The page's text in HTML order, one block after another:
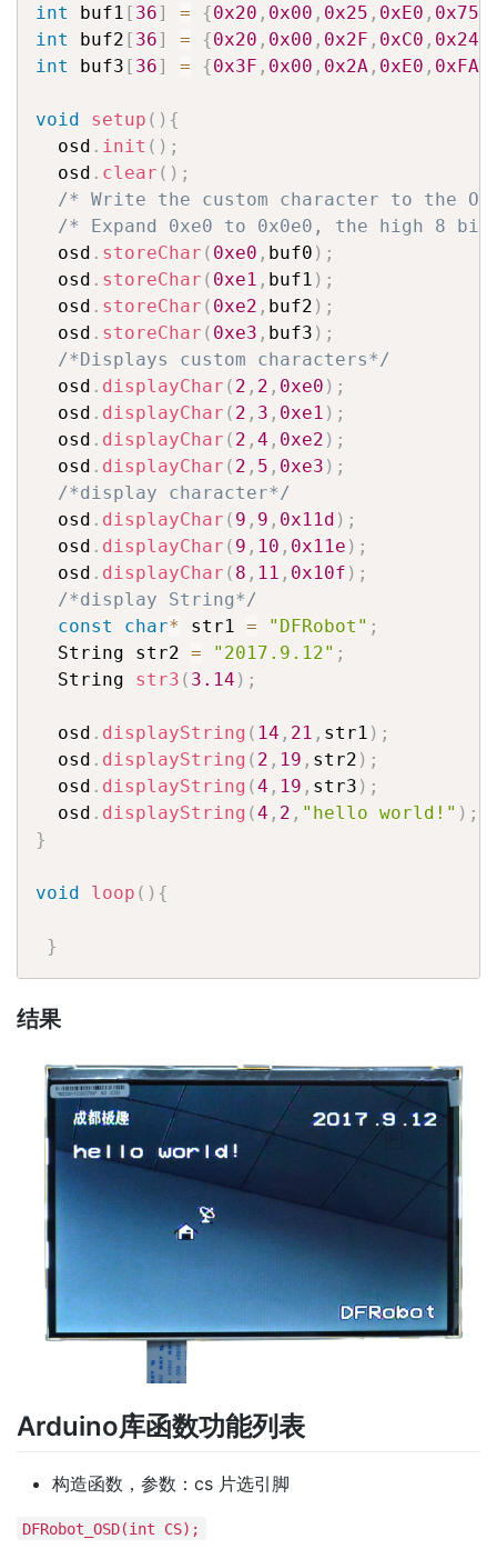
int buf1 [ 36] = {0x20 , 0x00 , 0x25 , 0xE0 , 0x75
int
buf2 [ 36] = {0x20 , 0x00 , 0x2F , 0xC0 , 0x24
int
buf3 [ 36] = {0x3F , 0x00 , 0x2A , 0xE0 , 0xFA
void setup ( ) {
  osd
. init ( ) ;
  osd
. clear ( ) ;
/* Write the custom character to the
/* Expand 0xe0 to 0x0e0, the high 8
  osd
. storeChar ( 0xe0 , buf0 ) ;
  osd
. storeChar ( 0xe1 , buf1 ) ;
  osd
. storeChar ( 0xe2 , buf2 ) ;
  osd
. storeChar ( 0xe3 , buf3 ) ;
/*Displays custom characters*/
  osd
. displayChar ( 2 , 2 , 0xe0 ) ;
  osd
. displayChar ( 2 , 3 , 0xe1 ) ;
  osd
. displayChar ( 2 , 4 , 0xe2 ) ;
  osd
. displayChar ( 2 , 5 , 0xe3 ) ;
/*display character*/
  osd
. displayChar ( 9 , 9 , 0x11d ) ;
  osd
. displayChar ( 9 , 10 , 0x11e ) ;
  osd
. displayChar ( 8 , 11 , 0x10f ) ;
/*display String*/
const
char* str1 = "DFRobot" ;
  String str2
= "2017.9.12" ;
  String
str3 ( 3.14 ) ;
  osd
. displayString ( 14 , 21 , str1 ) ;
  osd
. displayString ( 2 , 19 , str2 ) ;
  osd
. displayString (4 , 19 , str3 ) ;
  osd
. displayString (4 , 2 , "hello world!" ) ;
}
void loop ( ) {
}
结果
Arduino库函数功能列表
构造函数，参数：cs 片选引脚
DFRobot_OSD(int CS);